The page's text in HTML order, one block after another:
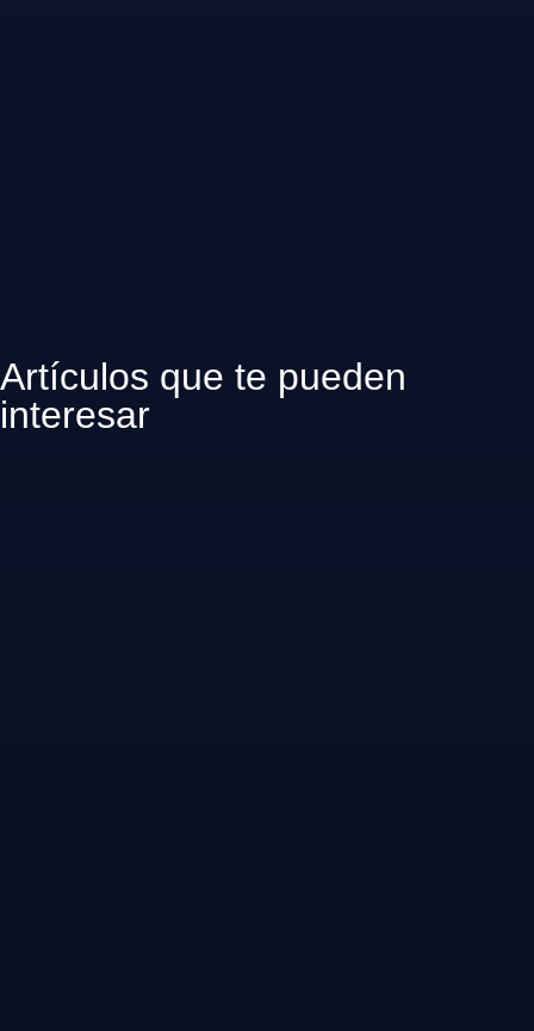
Artículos que te pueden
interesar